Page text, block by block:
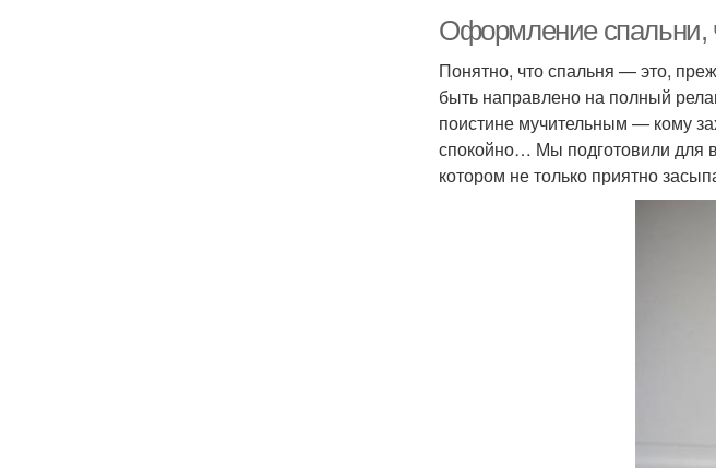
Оформление спальни,
Понятно, что спальня — это,
быть направлено на полный
поистине мучительным — кому
спокойно… Мы подготовили для
котором не только приятно